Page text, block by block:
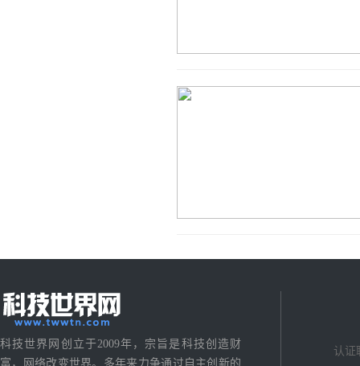
科技世界网创立于2009年，宗旨是科技创造财
富，网络改变世界。多年来力争通过自主创新的
认证